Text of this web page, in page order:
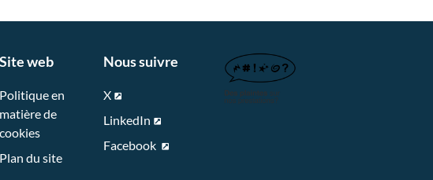
Site web
Politique en
matière de
cookies
Plan du site
Nous suivre
X
LinkedIn
Facebook